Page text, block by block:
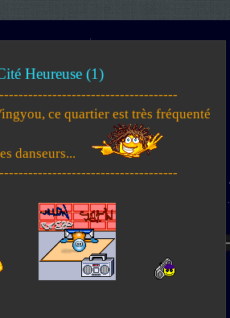
Heureuse (1)
ce quartier est très fréquenté
danseurs...